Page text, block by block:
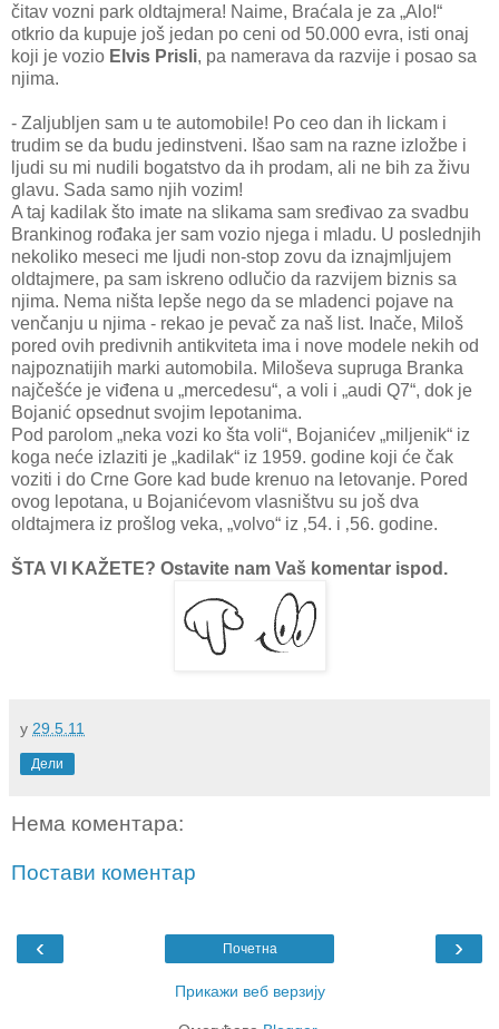
čitav vozni park oldtajmera! Naime, Braćala je za „Alo!“
otkrio da kupuje još jedan po ceni od 50.000 evra, isti onaj
koji je vozio Elvis Prisli, pa namerava da razvije i posao sa
njima.
- Zaljubljen sam u te automobile! Po ceo dan ih lickam i
trudim se da budu jedinstveni. Išao sam na razne izložbe i
ljudi su mi nudili bogatstvo da ih prodam, ali ne bih za živu
glavu. Sada samo njih vozim!
A taj kadilak što imate na slikama sam sređivao za svadbu
Brankinog rođaka jer sam vozio njega i mladu. U poslednjih
nekoliko meseci me ljudi non-stop zovu da iznajmljujem
oldtajmere, pa sam iskreno odlučio da razvijem biznis sa
njima. Nema ništa lepše nego da se mladenci pojave na
venčanju u njima - rekao je pevač za naš list. Inače, Miloš
pored ovih predivnih antikviteta ima i nove modele nekih od
najpoznatijih marki automobila. Miloševa supruga Branka
najčešće je viđena u „mercedesu“, a voli i „audi Q7“, dok je
Bojanić opsednut svojim lepotanima.
Pod parolom „neka vozi ko šta voli“, Bojanićev „miljenik“ iz
koga neće izlaziti je „kadilak“ iz 1959. godine koji će čak
voziti i do Crne Gore kad bude krenuo na letovanje. Pored
ovog lepotana, u Bojanićevom vlasništvu su još dva
oldtajmera iz prošlog veka, „volvo“ iz ‚54. i ‚56. godine.
ŠTA VI KAŽETE? Ostavite nam Vaš komentar ispod.
у 29.5.11
Дели
Нема коментара:
Постави коментар
‹ ›
Почетна
Прикажи веб верзију